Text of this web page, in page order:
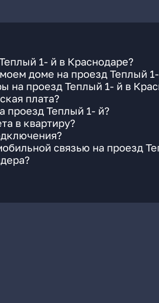
1- й в Краснодаре?
доме на проезд Теплый
на проезд Теплый 1- й в
плата?
проезд Теплый 1- й?
в квартиру?
связью на проезд